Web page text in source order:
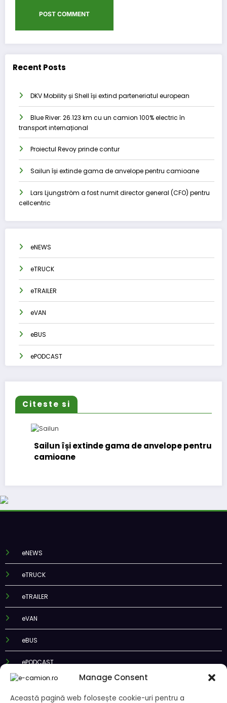
Manage Consent
Această pagină web folosește cookie-uri pentru a
Recent Posts
DKV Mobility și Shell își extind parteneriatul european
Blue River: 26.123 km cu un camion 100% electric în
transport internațional
Proiectul Revoy prinde contur
Sailun își extinde gama de anvelope pentru camioane
Lars Ljungström a fost numit director general (CFO) pentru
cellcentric
eNEWS
eTRUCK
eTRAILER
eVAN
eBUS
ePODCAST
Citeste si
Sailun își extinde gama de anvelope pentru
camioane
eNEWS
eTRUCK
eTRAILER
eVAN
eBUS
ePODCAST